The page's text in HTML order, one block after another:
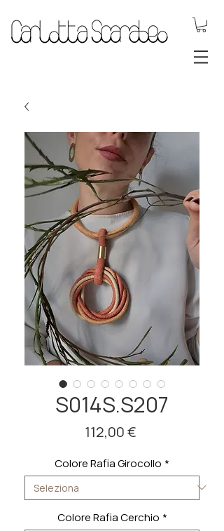
S014S.S207
112,00 €Prezzo
Colore Rafia Girocollo *
Colore Rafia Cerchio *